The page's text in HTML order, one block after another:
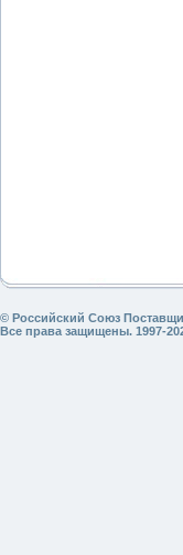
© Российский Союз
Все права защищены. 1997-